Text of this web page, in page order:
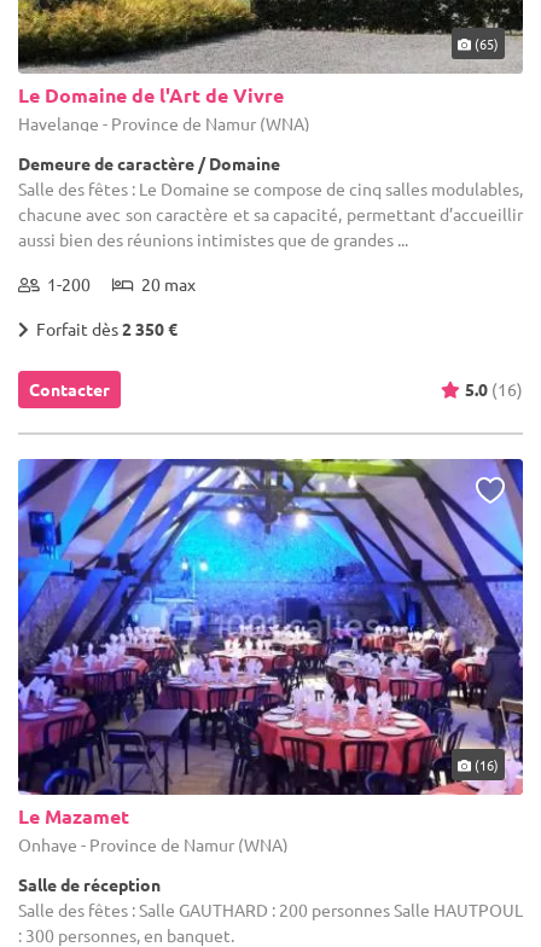
(65)
Le Domaine de l'Art de Vivre
Havelange - Province de Namur (WNA)
Demeure de caractère / Domaine
Salle des fêtes : Le Domaine se compose de cinq salles modulables,
chacune avec son caractère et sa capacité, permettant d’accueillir
aussi bien des réunions intimistes que de grandes ...
1-200 20 max
Forfait dès2 350 €
Contacter 5.0 (16)
(16)
Le Mazamet
Onhaye - Province de Namur (WNA)
Salle de réception
Salle des fêtes : Salle GAUTHARD : 200 personnes Salle HAUTPOUL
: 300 personnes, en banquet.